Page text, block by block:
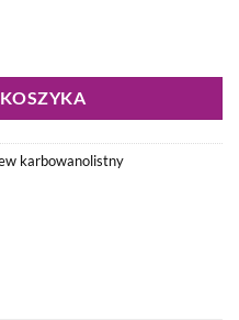
karbowanolistny